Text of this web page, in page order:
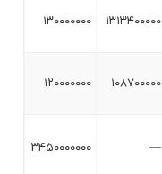
۱۳۱۳۴۰۰۰۰۰ ۱۳۰۰۰۰۰۰۰
۱۰۸۷۰۰۰۰۰ ۱۲۰۰۰۰۰۰۰
— ۳۴۵۰۰۰۰۰۰۰